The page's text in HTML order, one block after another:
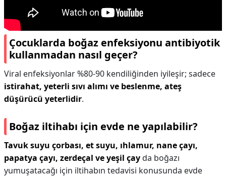
Çocuklarda boğaz enfeksiyonu antibiyotik
kullanmadan nasıl geçer?
Viral enfeksiyonlar %80-90 kendiliğinden iyileşir; sadece
istirahat, yeterli sıvı alımı ve beslenme, ateş
düşürücü yeterlidir.
Boğaz iltihabı için evde ne yapılabilir?
Tavuk suyu çorbası, et suyu, ıhlamur, nane çayı,
papatya çayı, zerdeçal ve yeşil çayda boğazı
yumuşatacağı için iltihabın tedavisi konusunda evde